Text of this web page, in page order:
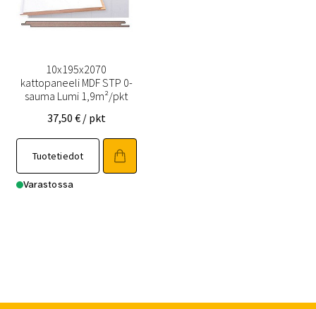
10x195x2070
kattopaneeli MDF STP 0-
sauma Lumi 1,9m²/pkt
37,50 € / pkt
Tuotetiedot
Varastossa